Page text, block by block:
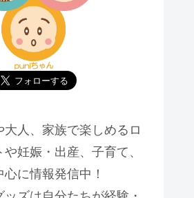
人、家族で楽しめるロ
妊娠・出産、子育て、
に情報発信中！